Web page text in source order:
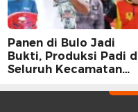
Panen di Bulo Jadi
Bukti, Produksi Padi
Seluruh Kecamatan
Peningkatan